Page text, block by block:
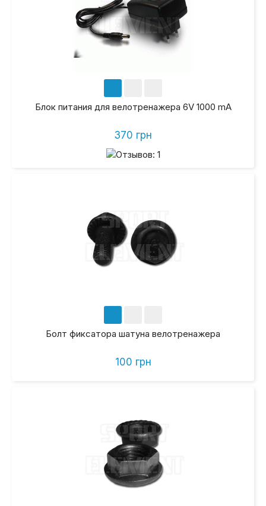
Блок питания для велотренажера 6V 1000 mA
370 грн
Болт фиксатора шатуна велотренажера
100 грн